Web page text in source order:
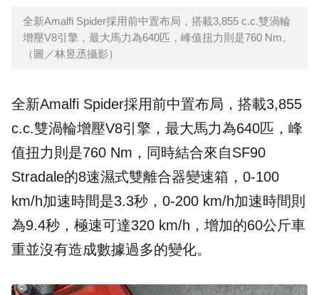
全新Amalfi Spider採用前中置布局，搭載3,855 c.c.雙渦輪
增壓V8引擎，最大馬力為640匹，峰值扭力則是760 Nm。
（圖／林昱丞攝影）
全新Amalfi Spider採用前中置布局，搭載3,855
c.c.雙渦輪增壓V8引擎，最大馬力為640匹，峰
值扭力則是760 Nm，同時結合來自SF90
Stradale的8速濕式雙離合器變速箱，0-100
km/h加速時間是3.3秒，0-200 km/h加速時間則
為9.4秒，極速可達320 km/h，增加的60公斤車
重並沒有造成數據過多的變化。